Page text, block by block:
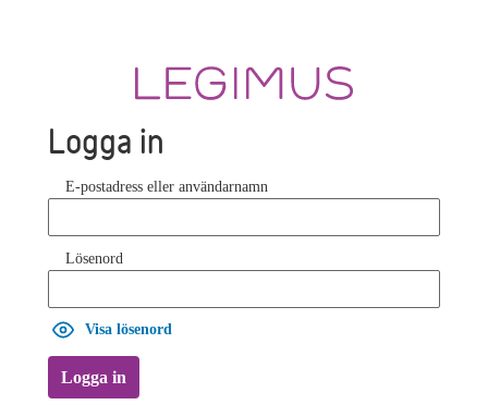
Logga in
E-postadress eller användarnamn
Lösenord
Visa lösenord
Logga in